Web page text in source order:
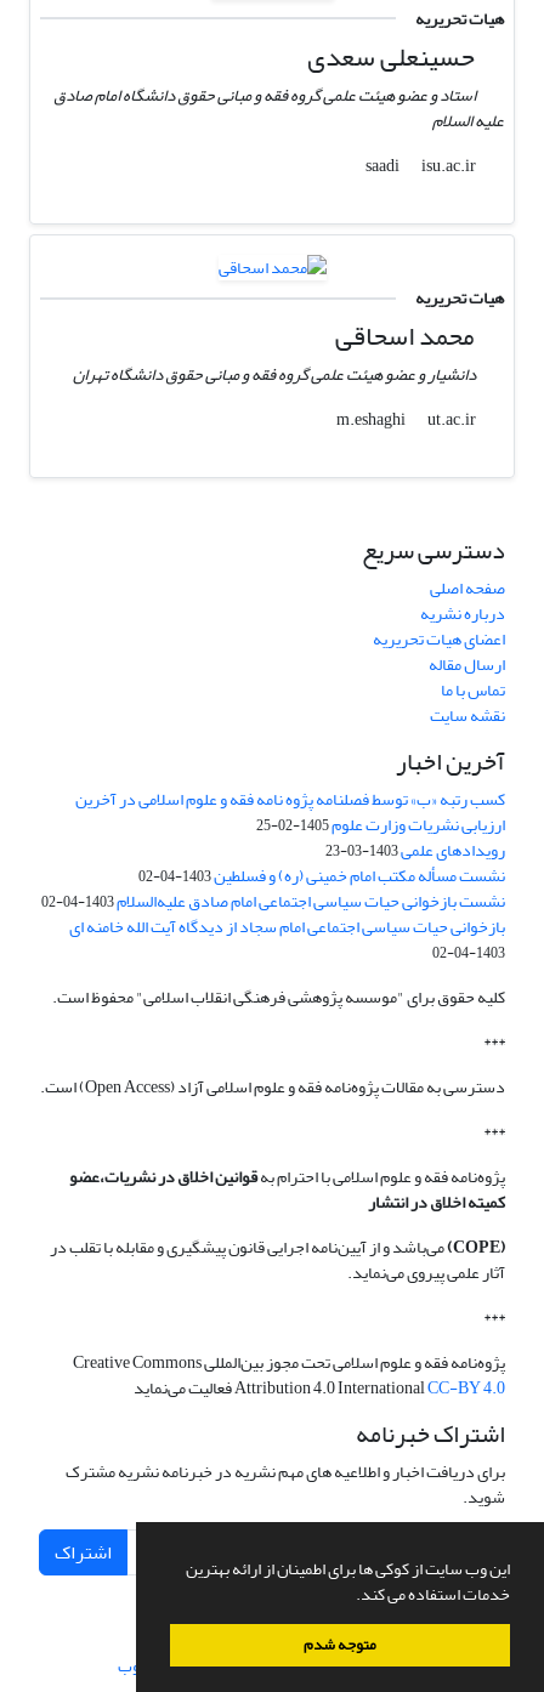
این وب سایت از کوکی ها برای اطمینان از ارائه بهترین
خدمات استفاده می کند.
متوجه شدم
هیات تحریریه
حسینعلی سعدی
استاد و عضو هیئت علمی گروه فقه و مبانی حقوق دانشگاه امام صادق
علیه السلام
saadi
isu.ac.ir
هیات تحریریه
محمد اسحاقی
دانشیار و عضو هیئت علمی گروه فقه و مبانی حقوق دانشگاه تهران
m.eshaghi
ut.ac.ir
دسترسی سریع
صفحه اصلی
درباره نشریه
اعضای هیات تحریریه
ارسال مقاله
تماس با ما
نقشه سایت
آخرین اخبار
کسب رتبه «ب» توسط فصلنامه پژوه نامه فقه و علوم اسلامی در آخرین
ارزیابی نشریات وزارت علوم1405-02-25
رویدادهای علمی1403-03-23
نشست مسأله مکتب امام خمینی (ره) و فسلطین1403-04-02
نشست بازخوانی حیات سیاسی اجتماعی امام صادق علیه‌السلام1403-04-02
بازخوانی حیات سیاسی اجتماعی امام سجاد از دیدگاه آیت الله خامنه ای
1403-04-02
کلیه حقوق برای "موسسه پژوهشی فرهنگی انقلاب اسلامی" محفوظ است.
***
دسترسی به مقالات پژوه‌نامه فقه و علوم اسلامی آزاد (Open Access) است.
***
پژوه‌نامه فقه و علوم اسلامی با احترام بهقوانین اخلاق در نشریات،عضو
کمیته اخلاق در انتشار
(COPE)
می‌باشد و از آیین‌نامه اجرایی قانون پیشگیری و مقابله با تقلب در
آثار علمی پیروی می‌نماید.
***
پژوه‌نامه فقه و علوم اسلامی تحت مجوز بین‌المللی Creative Commons
Attribution 4.0 InternationalCC-BY 4.0 فعالیت می‌نماید
اشتراک خبرنامه
برای دریافت اخبار و اطلاعیه های مهم نشریه در خبرنامه نشریه مشترک
شوید.
اشتراک
سامانه مدیریت نشریات علمی.طراحی و پیاده سازی از سیناوب